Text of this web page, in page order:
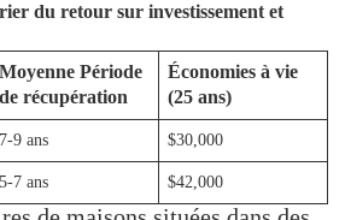
du retour sur investissement et
Moyenne Période
de récupération
Économies à vie
(25 ans)
7-9 ans $30,000
5-7 ans $42,000